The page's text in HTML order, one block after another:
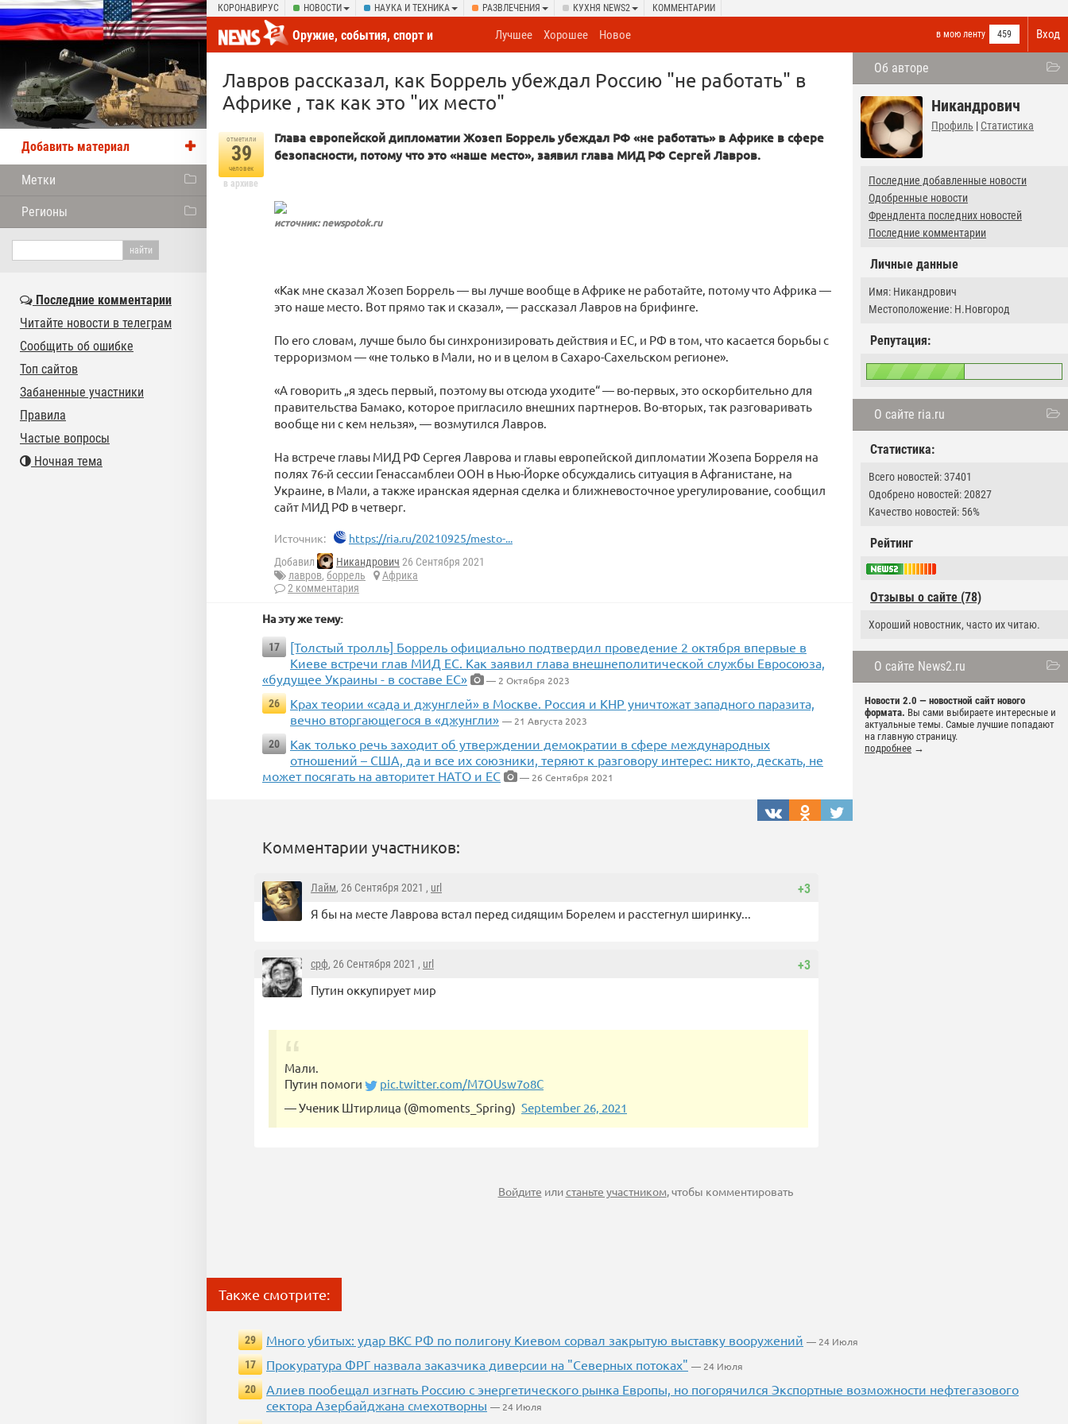
КОРОНАВИРУС НОВОСТИ НАУКА И ТЕХНИКА РАЗВЛЕЧЕНИЯ КУХНЯ NEWS2 КОММЕНТАРИИ
Вход
Оружие, события, спорт и
новости отовсюду
в мою ленту 459
Лучшее Хорошее Новое
Об авторе
Никандрович
Профиль | Статистика
Последние добавленные новости
Одобренные новости
Френдлента последних новостей
Последние комментарии
Личные данные
Имя: Никандрович
Местоположение: Н.Новгород
Репутация:
О сайте ria.ru
Статистика:
Всего новостей: 37401
Одобрено новостей: 20827
Качество новостей: 56%
Рейтинг
Отзывы о сайте (78)
Хороший новостник, часто их читаю.
О сайте News2.ru
Новости 2.0 — новостной сайт нового
формата. Вы сами выбираете интересные и
актуальные темы. Самые лучшие попадают
на главную страницу.
подробнее →
Лавров рассказал, как Боррель убеждал Россию "не работать" в
Африке , так как это "их место"
отметили
39
человек
в архиве
Глава европейской дипломатии Жозеп Боррель убеждал РФ «не работать» в Африке в сфере
безопасности, потому что это «наше место», заявил глава МИД РФ Сергей Лавров.
источник: newspotok.ru
«Как мне сказал Жозеп Боррель — вы лучше вообще в Африке не работайте, потому что Африка —
это наше место. Вот прямо так и сказал», — рассказал Лавров на брифинге.
По его словам, лучше было бы синхронизировать действия и ЕС, и РФ в том, что касается борьбы с
терроризмом — «не только в Мали, но и в целом в Сахаро-Сахельском регионе».
«А говорить „я здесь первый, поэтому вы отсюда уходите“ — во-первых, это оскорбительно для
правительства Бамако, которое пригласило внешних партнеров. Во-вторых, так разговаривать
вообще ни с кем нельзя», — возмутился Лавров.
На встрече главы МИД РФ Сергея Лаврова и главы европейской дипломатии Жозепа Борреля на
полях 76-й сессии Генассамблеи ООН в Нью-Йорке обсуждались ситуация в Афганистане, на
Украине, в Мали, а также иранская ядерная сделка и ближневосточное урегулирование, сообщил
сайт МИД РФ в четверг.
Источник: https://ria.ru/20210925/mesto-...
Добавил Никандрович 26 Сентября 2021
лавров, боррель
Африка
2 комментария
На эту же тему:
17
[Толстый тролль] Боррель официально подтвердил проведение 2 октября впервые в
Киеве встречи глав МИД ЕС. Как заявил глава внешнеполитической службы Евросоюза,
«будущее Украины - в составе ЕС»
— 2 Октября 2023
26
Крах теории «сада и джунглей» в Москве. Россия и КНР уничтожат западного паразита,
вечно вторгающегося в «джунгли» — 21 Августа 2023
20
Как только речь заходит об утверждении демократии в сфере международных
отношений – США, да и все их союзники, теряют к разговору интерес: никто, дескать, не
может посягать на авторитет НАТО и ЕС
— 26 Сентября 2021
Комментарии участников:
+3
Лайм, 26 Сентября 2021 , url
Я бы на месте Лаврова встал перед сидящим Борелем и расстегнул ширинку...
+3
срф, 26 Сентября 2021 , url
Путин оккупирует мир
Мали.
Путин помоги
pic.twitter.com/M7OUsw7o8C
— Ученик Штирлица (@moments_Spring) September 26, 2021
Войдите илистаньте участником, чтобы комментировать
Также смотрите:
29 Много убитых: удар ВКС РФ по полигону Киевом сорвал закрытую выставку вооружений — 24 Июля
17
Прокуратура ФРГ назвала заказчика диверсии на "Северных потоках" — 24 Июля
20
Алиев пообещал изгнать Россию с энергетического рынка Европы, но погорячился Экспортные возможности нефтегазового
сектора Азербайджана смехотворны — 24 Июля
Добавить материал
Метки
Регионы
Последние комментарии
Читайте новости в телеграм
Сообщить об ошибке
Топ сайтов
Забаненные участники
Правила
Частые вопросы
Ночная тема